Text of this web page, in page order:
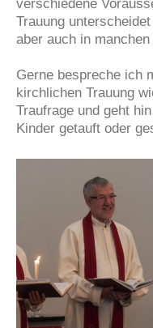
verschiedene
Trauung
aber auch in
Gerne bespreche ich
kirchlichen Trauung
Traufrage und geht
Kinder getauft oder